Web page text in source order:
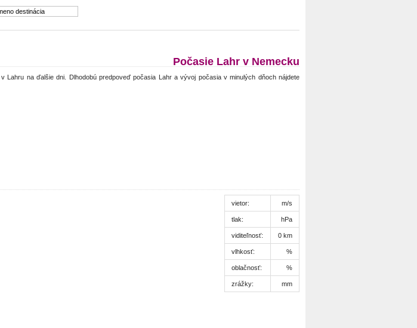
Počasie Lahr v Nemecku
Lahru na ďalšie dni. Dlhodobú predpoveď počasia Lahr a vývoj počasia v minulých dňoch nájdete
vietor: m/s
tlak: hPa
viditeľnosť: 0 km
vlhkosť: %
oblačnosť: %
zrážky: mm